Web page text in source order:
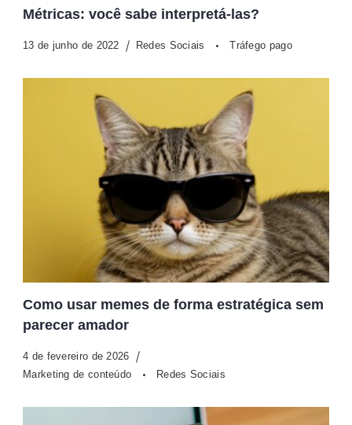
Métricas: você sabe interpretá-las?
13 de junho de 2022 Redes Sociais Tráfego pago
Como usar memes de forma estratégica sem
parecer amador
4 de fevereiro de 2026
Marketing de conteúdo
Redes Sociais